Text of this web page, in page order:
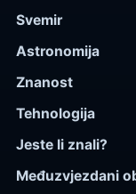
Svemir
Astronomija
Znanost
Tehnologija
Jeste li znali?
Međuzvjezdani